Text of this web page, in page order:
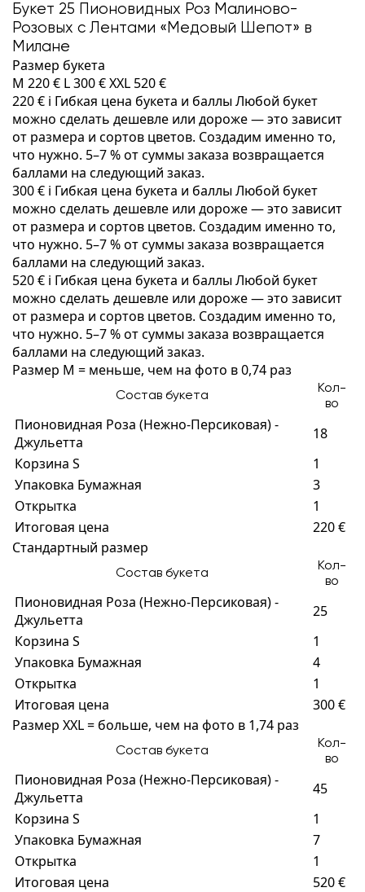
Букет 25 Пионовидных Роз Малиново-
Розовых с Лентами «Медовый Шепот» в
Милане
Размер букета
M 220 € L300 €XXL 520 €
220 € i Гибкая цена букета и баллыЛюбой букет
можно сделать дешевле или дороже — это зависит
от размера и сортов цветов. Создадим именно то,
что нужно. 5–7 % от суммы заказа возвращается
баллами на следующий заказ.
300 € i Гибкая цена букета и баллыЛюбой букет
можно сделать дешевле или дороже — это зависит
от размера и сортов цветов. Создадим именно то,
что нужно. 5–7 % от суммы заказа возвращается
баллами на следующий заказ.
520 € i Гибкая цена букета и баллыЛюбой букет
можно сделать дешевле или дороже — это зависит
от размера и сортов цветов. Создадим именно то,
что нужно. 5–7 % от суммы заказа возвращается
баллами на следующий заказ.
Размер M = меньше, чем на фото в 0,74 раз
Состав букета
Кол-
во
Пионовидная Роза (Нежно-Персиковая) -
Джульетта
18
Корзина S
1
Упаковка Бумажная
3
Открытка
1
Итоговая цена
220 €
Стандартный размер
Состав букета
Кол-
во
Пионовидная Роза (Нежно-Персиковая) -
Джульетта
25
Корзина S
1
Упаковка Бумажная
4
Открытка
1
Итоговая цена
300 €
Размер XXL = больше, чем на фото в 1,74 раз
Состав букета
Кол-
во
Пионовидная Роза (Нежно-Персиковая) -
Джульетта
45
Корзина S
1
Упаковка Бумажная
7
Открытка
1
Итоговая цена
520 €